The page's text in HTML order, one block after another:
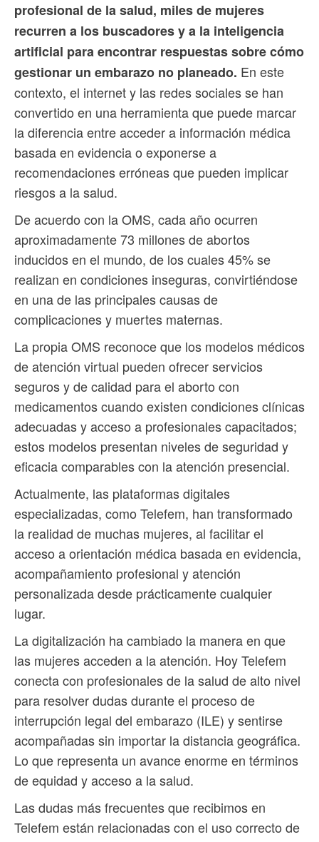
profesional de la salud, miles de mujeres
recurren a los buscadores y a la inteligencia
artificial para encontrar respuestas sobre cómo
gestionar un embarazo no planeado. En este
contexto, el internet y las redes sociales se han
convertido en una herramienta que puede marcar
la diferencia entre acceder a información médica
basada en evidencia o exponerse a
recomendaciones erróneas que pueden implicar
riesgos a la salud.
De acuerdo con la OMS, cada año ocurren
aproximadamente 73 millones de abortos
inducidos en el mundo, de los cuales 45% se
realizan en condiciones inseguras, convirtiéndose
en una de las principales causas de
complicaciones y muertes maternas.
La propia OMS reconoce que los modelos médicos
de atención virtual pueden ofrecer servicios
seguros y de calidad para el aborto con
medicamentos cuando existen condiciones clínicas
adecuadas y acceso a profesionales capacitados;
estos modelos presentan niveles de seguridad y
eficacia comparables con la atención presencial.
Actualmente, las plataformas digitales
especializadas, como Telefem, han transformado
la realidad de muchas mujeres, al facilitar el
acceso a orientación médica basada en evidencia,
acompañamiento profesional y atención
personalizada desde prácticamente cualquier
lugar.
La digitalización ha cambiado la manera en que
las mujeres acceden a la atención. Hoy Telefem
conecta con profesionales de la salud de alto nivel
para resolver dudas durante el proceso de
interrupción legal del embarazo (ILE) y sentirse
acompañadas sin importar la distancia geográfica.
Lo que representa un avance enorme en términos
de equidad y acceso a la salud.
Las dudas más frecuentes que recibimos en
Telefem están relacionadas con el uso correcto de